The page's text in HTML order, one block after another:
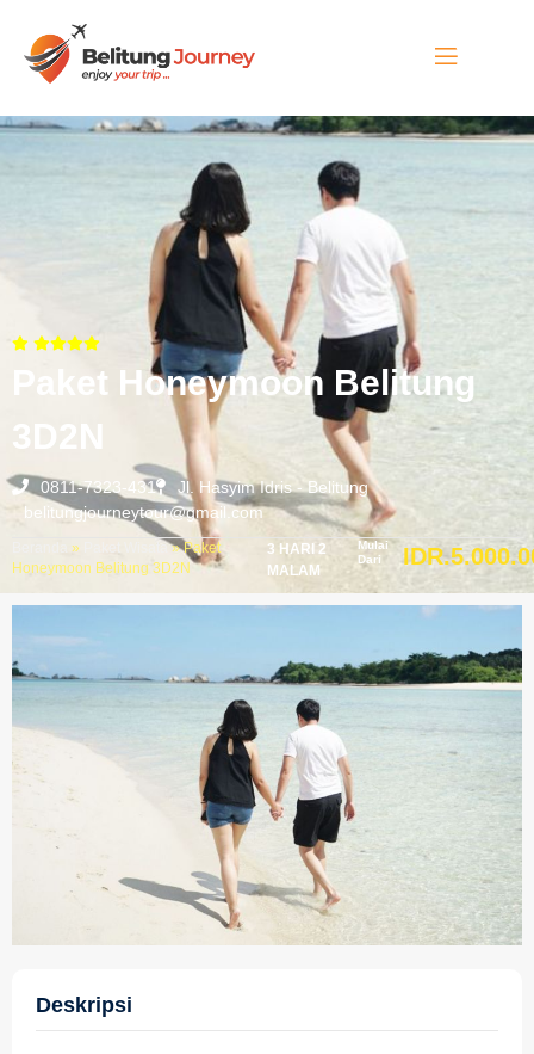
Paket Honeymoon Belitung
3D2N
0811-7323-431
Jl. Hasyim Idris - Belitung
belitungjourneytour@gmail.com
» Paket Wisata»Paket
Honeymoon Belitung 3D2N
3 HARI 2
MALAM
Mulai
Dari
Deskripsi